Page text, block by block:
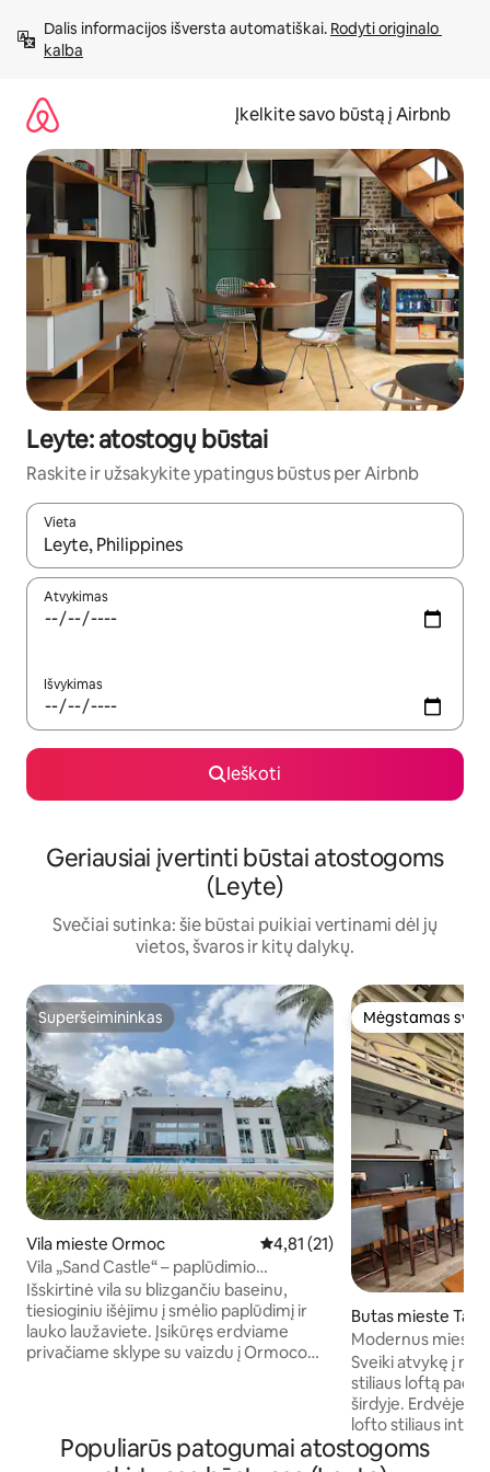
prie
turinio
Dalis informacijos išversta automatiškai. Rodyti originalo
kalba
Įkelkite savo būstą į Airbnb
Leyte: atostogų būstai
Raskite ir užsakykite ypatingus būstus per Airbnb
Vieta
Kai pasirodys paieškos rezultatai, juos naršyti galite
Atvykimas
Išvykimas
Ieškoti
Geriausiai įvertinti būstai atostogoms
(Leyte)
Svečiai sutinka: šie būstai puikiai vertinami dėl jų
vietos, švaros ir kitų dalykų.
Superšeimininkas
Superšeimininkas
Vila mieste Ormoc Vidutinis įvertinimas: 4,81 iš 5,
4,81 (21)
Vila „Sand Castle“ – paplūdimio
pakrantėje ir su putojančiu vandeniu
baseinu
Išskirtinė vila su blizgančiu baseinu,
tiesioginiu išėjimu į smėlio paplūdimį ir
lauko laužaviete. Įsikūręs erdviame
privačiame sklype su vaizdu į Ormoco
žvaigždėmis. Surenkite kepsnių vakarėlį,
susėskite aplink laužą ir atsipalaiduokite
Mėgstamas
Mėgstamas
Butas mieste
Modernus miesto
kavinės
Sveiki atvykę į
stiliaus loftą
širdyje. Erdvėje
lofto stiliaus
virtuvė, „Netflix“,
stovėjimo
Populiarūs patogumai atostogoms